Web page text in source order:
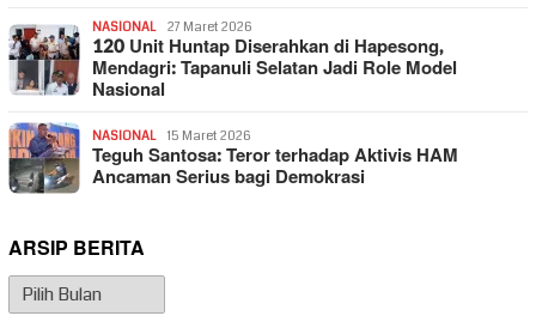
NASIONAL 27 Maret 2026
120 Unit Huntap Diserahkan di Hapesong,
Mendagri: Tapanuli Selatan Jadi Role Model
Nasional
NASIONAL 15 Maret 2026
Teguh Santosa: Teror terhadap Aktivis HAM
Ancaman Serius bagi Demokrasi
ARSIP BERITA
Arsip
Berita